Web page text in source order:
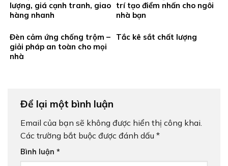
lượng, giá cạnh tranh, giao
hàng nhanh
trí tạo điểm nhấn cho ngôi
nhà bạn
Đèn cảm ứng chống trộm –
giải pháp an toàn cho mọi
nhà
Tắc kê sắt chất lượng
Để lại một bình luận
Email của bạn sẽ không được hiển thị công khai.
Các trường bắt buộc được đánh dấu *
Bình luận *